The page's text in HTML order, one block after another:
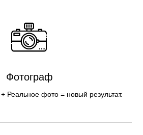
Фотограф
Реальное фото = новый результат.